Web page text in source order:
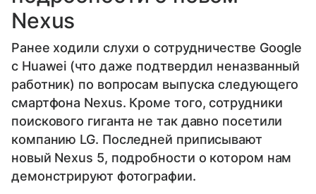
Nexus
Ранее ходили слухи о сотрудничестве Google
с Huawei (что даже подтвердил неназванный
работник) по вопросам выпуска следующего
смартфона Nexus. Кроме того, сотрудники
поискового гиганта не так давно посетили
компанию LG. Последней приписывают
новый Nexus 5, подробности о котором нам
демонстрируют фотографии.